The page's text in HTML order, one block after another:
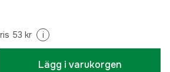
53 kr i
Lägg i varukorgen